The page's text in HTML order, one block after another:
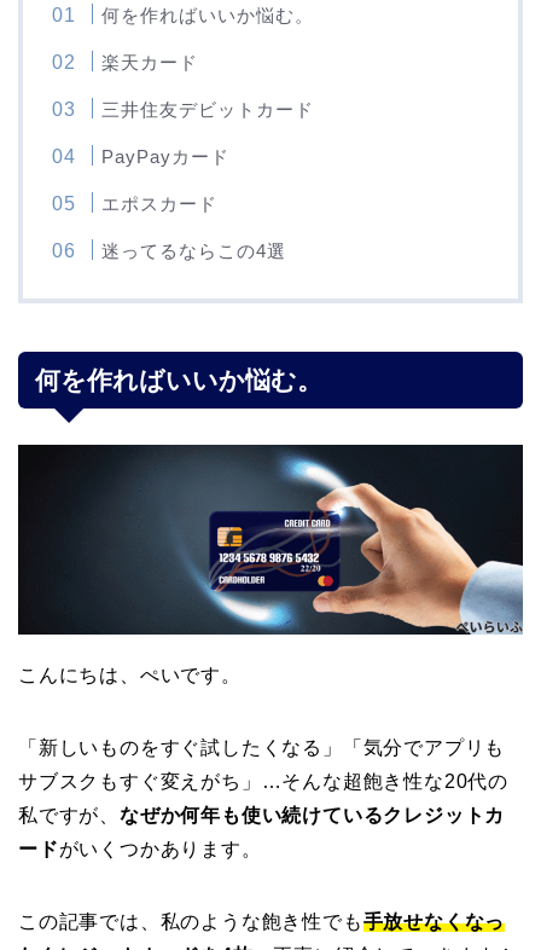
何を作ればいいか悩む。
楽天カード
三井住友デビットカード
PayPayカード
エポスカード
迷ってるならこの4選
何を作ればいいか悩む。
こんにちは、ぺいです。
「新しいものをすぐ試したくなる」「気分でアプリも
サブスクもすぐ変えがち」…そんな超飽き性な20代の
私ですが、 なぜか何年も使い続けているクレジットカ
ードがいくつかあります。
この記事では、私のような飽き性でも手放せなくなっ